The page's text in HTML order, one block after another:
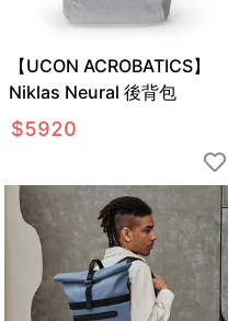
【UCON ACROBATICS】
Niklas Neural 後背包
$5920